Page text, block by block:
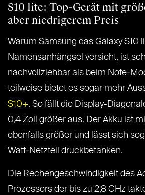
S10 lite: Top-Gerät mit
aber niedrigerem Preis
Warum Samsung das Galaxy S10
Namensanhängsel versieht, ist
nachvollziehbar als beim Note-
teilweise bietet es sogar mehr
S10+. So fällt die Display-
0,4 Zoll größer aus. Der Akku ist
ebenfalls größer und lässt sich
Watt-Netzteil druckbetanken.
Die Rechengeschwindigkeit des
Prozessors der bis zu 2,8 GHz